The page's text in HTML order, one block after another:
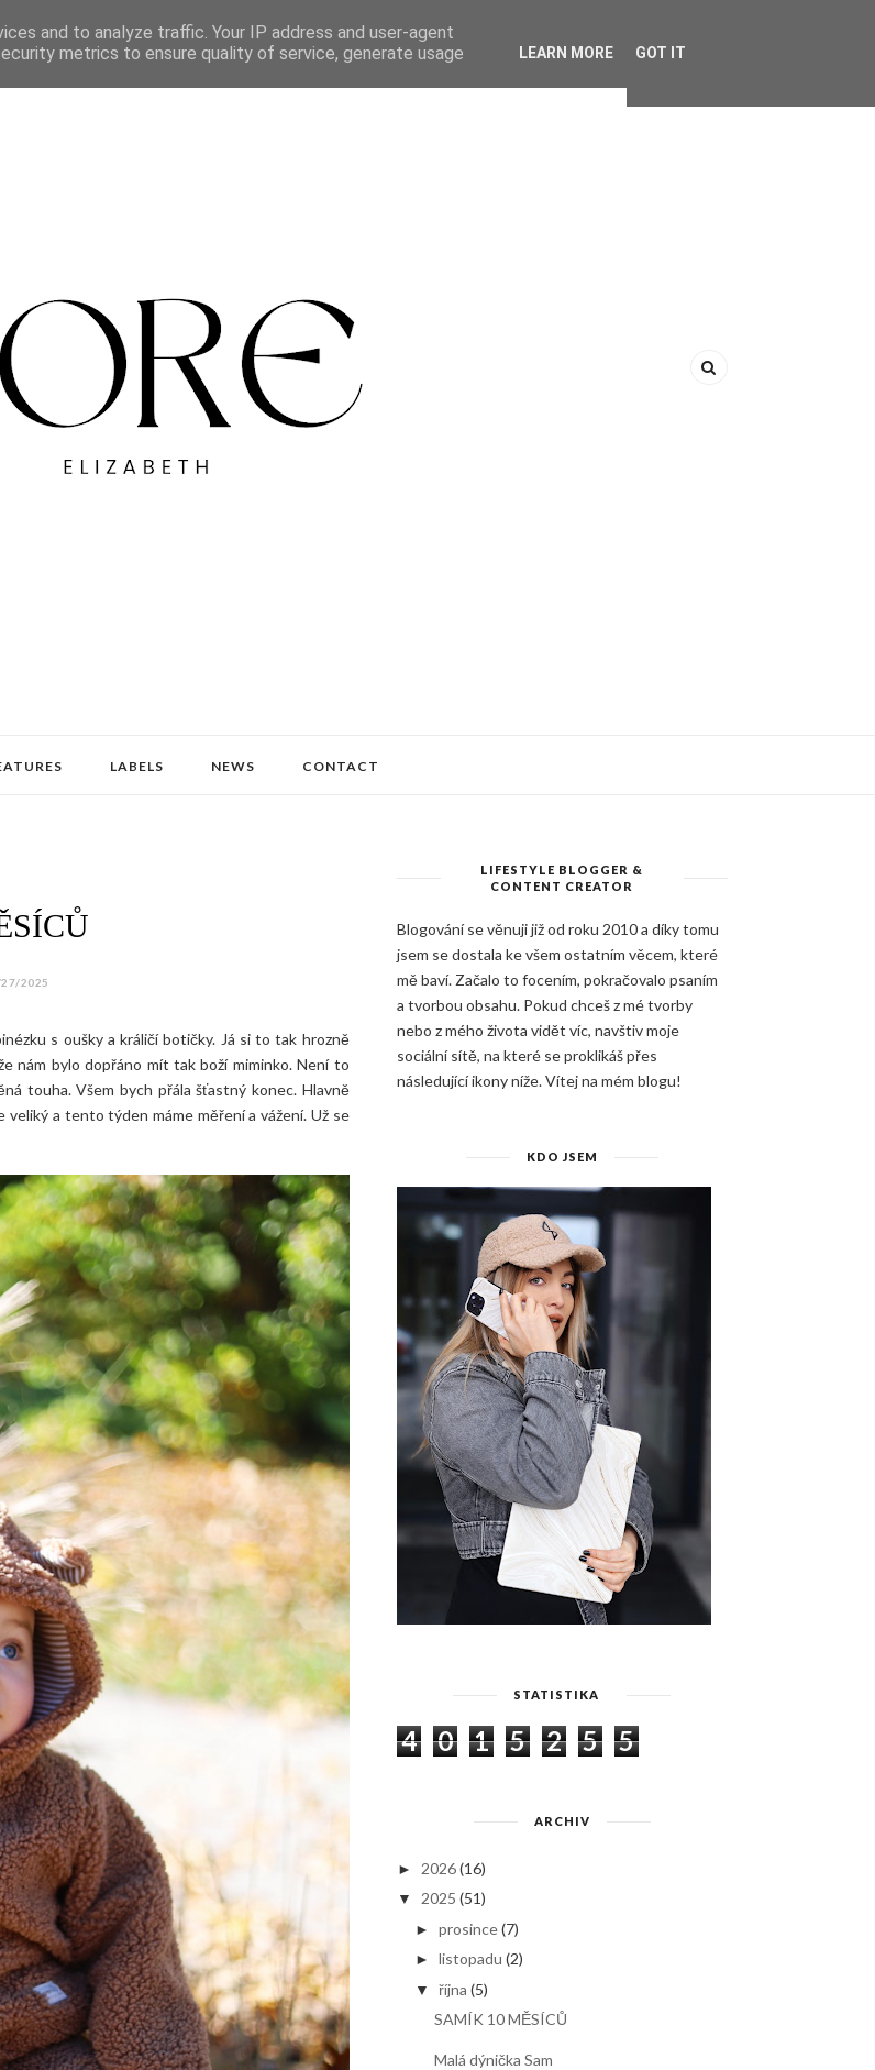
LABELS NEWS CONTACT
2025
s oušky a králičí botičky. Já si to tak hrozně
nám bylo dopřáno mít tak boží miminko. Není to
touha. Všem bych přála šťastný konec. Hlavně
a tento týden máme měření a vážení. Už se
LIFESTYLE BLOGGER &
CONTENT CREATOR
Blogování se věnuji již od roku 2010 a díky tomu
jsem se dostala ke všem ostatním věcem, které
mě baví. Začalo to focením, pokračovalo psaním
a tvorbou obsahu. Pokud chceš z mé tvorby
nebo z mého života vidět víc, navštiv moje
sociální sítě, na které se proklikáš přes
následující ikony níže. Vítej na mém blogu!
KDO JSEM
STATISTIKA
4 0 1 5 2 5 5
ARCHIV
► 2026 (16)
▼ 2025 (51)
►prosince(7)
►listopadu (2)
▼ října (5)
SAMÍK 10 MĚSÍCŮ
Malá dýnička Sam
and to analyze traffic. Your IP address and user-agent
metrics to ensure quality of service, generate usage
LEARN MORE GOT IT